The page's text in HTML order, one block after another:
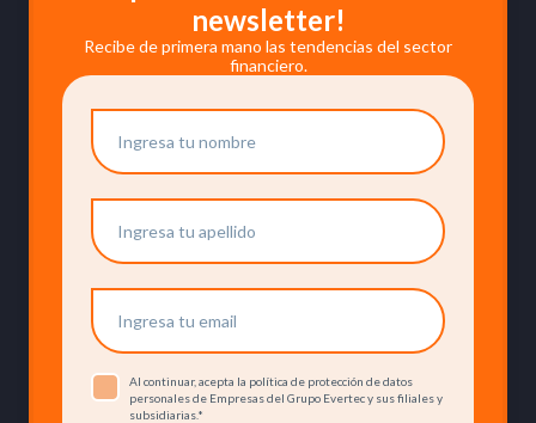
newsletter!
Recibe de primera mano las tendencias del sector
financiero.
Al continuar, acepta la política de protección de datos
personales de Empresas del Grupo Evertec y sus filiales y
subsidiarias.*